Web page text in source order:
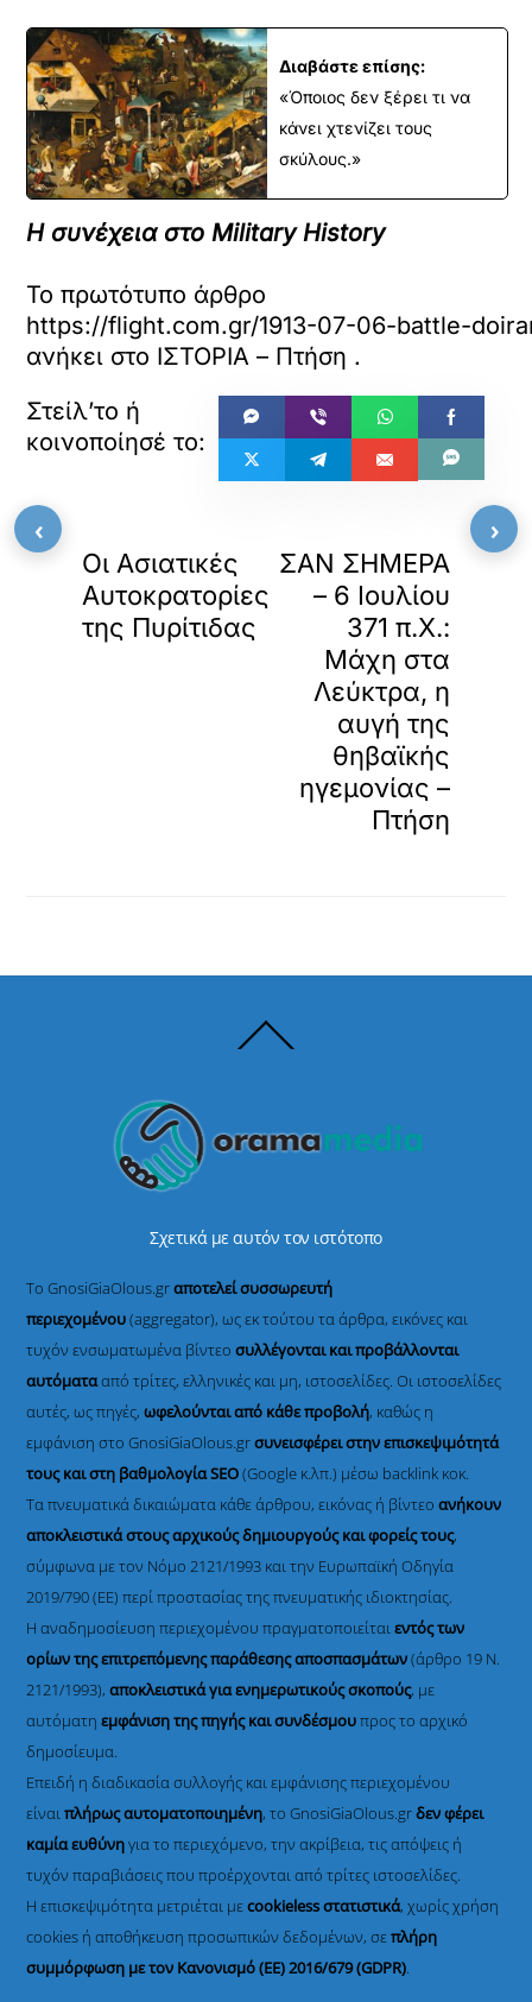
Διαβάστε επίσης:
«Όποιος δεν ξέρει τι να
κάνει χτενίζει τους
σκύλους.»
Η συνέχεια στο Military History
Το πρωτότυπο άρθρο
https://flight.com.gr/1913-07-06-battle-
ανήκει στο ΙΣΤΟΡΙΑ – Πτήση .
«
Οι Ασιατικές
Αυτοκρατορίες
της Πυρίτιδας
»
ΣΑΝ ΣΗΜΕΡΑ
– 6 Ιουλίου
371 π.Χ.:
Μάχη στα
Λεύκτρα, η
αυγή της
θηβαϊκής
ηγεμονίας –
Πτήση
To
Σχετικά με αυτόν τον ιστότοπο
Το GnosiGiaOlous.grαποτελεί συσσωρευτή
περιεχομένου(aggregator), ως εκ τούτου τα άρθρα, εικόνες και
τυχόν ενσωματωμένα βίντεοσυλλέγονται και προβάλλονται
αυτόματααπό τρίτες, ελληνικές και μη, ιστοσελίδες. Οι ιστοσελίδες
αυτές, ως πηγές,ωφελούνται από κάθε προβολή, καθώς η
εμφάνιση στο GnosiGiaOlous.grσυνεισφέρει στην επισκεψιμότητά
τους και στη βαθμολογία SEO(Google κ.λπ.) μέσω backlink κοκ.
Τα πνευματικά δικαιώματα κάθε άρθρου, εικόνας ή βίντεοανήκουν
αποκλειστικά στους αρχικούς δημιουργούς και φορείς τους,
σύμφωνα με τον Νόμο 2121/1993 και την Ευρωπαϊκή Οδηγία
2019/790 (ΕΕ) περί προστασίας της πνευματικής ιδιοκτησίας.
Η αναδημοσίευση περιεχομένου πραγματοποιείταιεντός των
ορίων της επιτρεπόμενης παράθεσης αποσπασμάτων(άρθρο 19 Ν.
2121/1993), αποκλειστικά για ενημερωτικούς σκοπούς, με
αυτόματηεμφάνιση της πηγής και συνδέσμουπρος το αρχικό
δημοσίευμα.
Επειδή η διαδικασία συλλογής και εμφάνισης περιεχομένου
είναιπλήρως αυτοματοποιημένη, το GnosiGiaOlous.grδεν φέρει
καμία ευθύνηγια το περιεχόμενο, την ακρίβεια, τις απόψεις ή
τυχόν παραβιάσεις που προέρχονται από τρίτες ιστοσελίδες.
Η επισκεψιμότητα μετριέται μεcookieless στατιστικά, χωρίς χρήση
cookies ή αποθήκευση προσωπικών δεδομένων, σεπλήρη
συμμόρφωση με τον Κανονισμό (ΕΕ) 2016/679 (GDPR).
‹ ›